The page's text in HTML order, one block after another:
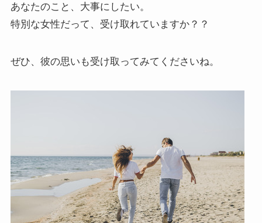
あなたのこと、大事にしたい。
特別な女性だって、受け取れていますか？？
ぜひ、彼の思いも受け取ってみてくださいね。